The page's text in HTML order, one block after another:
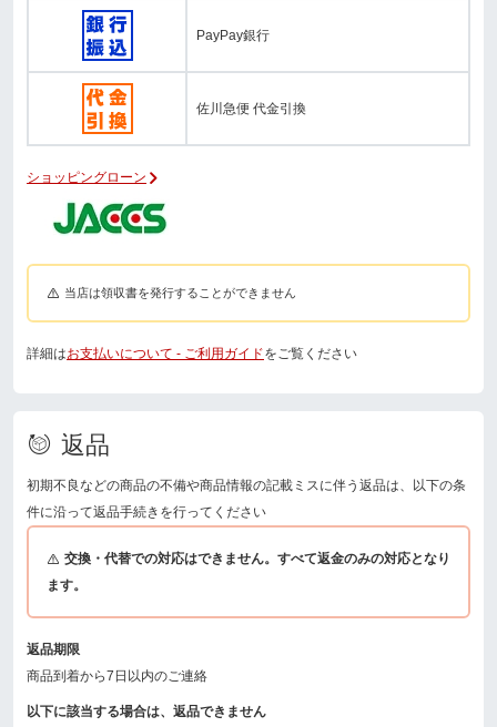
PayPay銀行
佐川急便 代金引換
ショッピングローン
当店は領収書を発行することができません
詳細はお支払いについて - ご利用ガイドをご覧ください
返品
初期不良などの商品の不備や商品情報の記載ミスに伴う返品は、以下の条
件に沿って返品手続きを行ってください
交換・代替での対応はできません。すべて返金のみの対応となり
ます。
返品期限
商品到着から7日以内のご連絡
以下に該当する場合は、返品できません